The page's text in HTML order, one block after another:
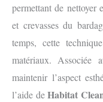
permettant de nettoyer
et crevasses du
temps, cette
matériaux. Associée
maintenir l’aspect
l’aide deHabitat